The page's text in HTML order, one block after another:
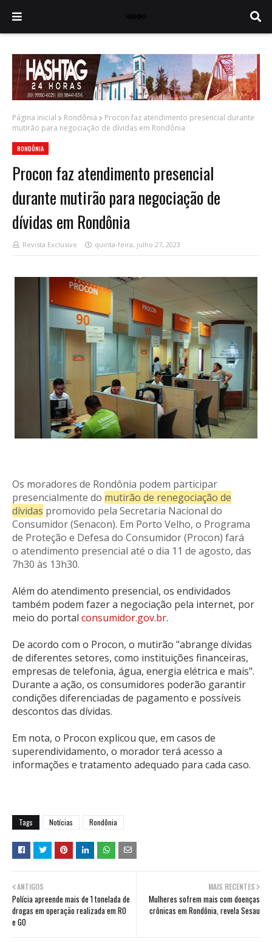
Página inicial Rondônia
Procon faz atendimento presencial durante
mutirão para negociação de dívidas em Rondônia
RONDÔNIA
Procon faz atendimento presencial
durante mutirão para negociação de
dívidas em Rondônia
Revista Exclusive quinta-feira, julho 27, 2023
Os moradores de Rondônia podem participar
presencialmente do mutirão de renegociação de
dívidas promovido pela Secretaria Nacional do
Consumidor (Senacon). Em Porto Velho, o Programa
de Proteção e Defesa do Consumidor (Procon) fará
o atendimento presencial até o dia 11 de agosto, das
7h30 às 13h30.
Além do atendimento presencial, os endividados
também podem fazer a negociação pela internet, por
meio do portal consumidor.gov.br.
De acordo com o Procon, o mutirão "abrange dívidas
de diferentes setores, como instituições financeiras,
empresas de telefonia, água, energia elétrica e mais".
Durante a ação, os consumidores poderão garantir
condições diferenciadas de pagamento e possíveis
descontos das dívidas.
Em nota, o Procon explicou que, em casos de
superendividamento, o morador terá acesso a
informações e tratamento adequado para cada caso.
Tags Notícias Rondônia
MAIS RECENTES
Mulheres sofrem mais com doenças
crônicas em Rondônia, revela Sesau
ANTIGOS
Polícia apreende mais de 1 tonelada de
drogas em operação realizada em RO
e GO